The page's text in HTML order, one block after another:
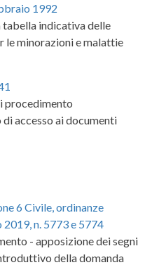
1992
indicativa delle
le minorazioni e malattie
procedimento
accesso ai documenti
6 Civile, ordinanze
n. 5773 e 5774
- apposizione dei segni
della domanda